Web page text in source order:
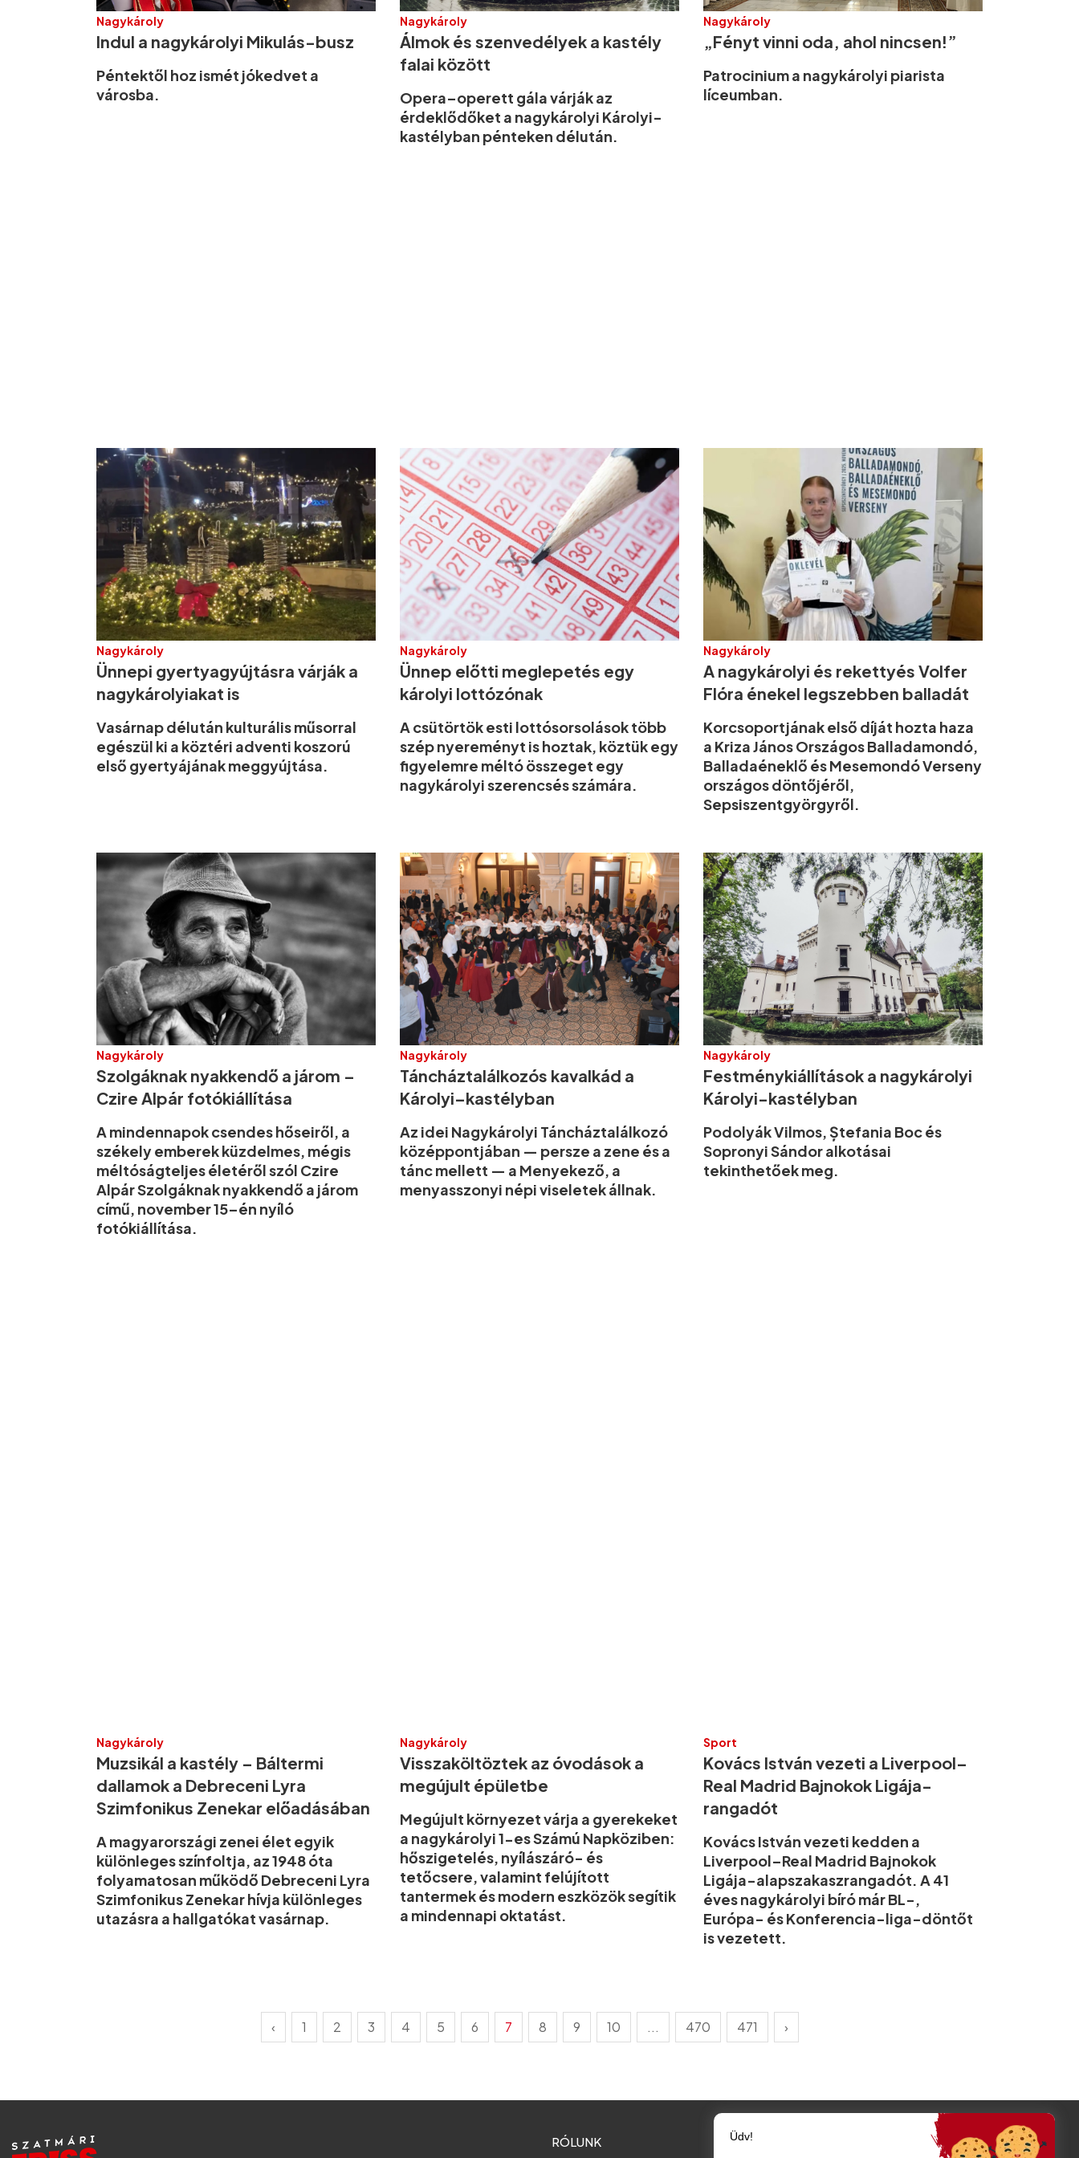
Nagykároly
Indul a nagykárolyi Mikulás-busz
Péntektől hoz ismét jókedvet a
városba.
Nagykároly
Álmok és szenvedélyek a kastély
falai között
Opera–operett gála várják az
érdeklődőket a nagykárolyi Károlyi-
kastélyban pénteken délután.
Nagykároly
„Fényt vinni oda, ahol nincsen!”
Patrocinium a nagykárolyi piarista
líceumban.
Nagykároly
Ünnepi gyertyagyújtásra várják a
nagykárolyiakat is
Vasárnap délután kulturális műsorral
egészül ki a köztéri adventi koszorú
első gyertyájának meggyújtása.
Nagykároly
Ünnep előtti meglepetés egy
károlyi lottózónak
A csütörtök esti lottósorsolások több
szép nyereményt is hoztak, köztük egy
figyelemre méltó összeget egy
nagykárolyi szerencsés számára.
Nagykároly
A nagykárolyi és rekettyés Volfer
Flóra énekel legszebben balladát
Korcsoportjának első díját hozta haza
a Kriza János Országos Balladamondó,
Balladaéneklő és Mesemondó Verseny
országos döntőjéről,
Sepsiszentgyörgyről.
Nagykároly
Szolgáknak nyakkendő a járom –
Czire Alpár fotókiállítása
A mindennapok csendes hőseiről, a
székely emberek küzdelmes, mégis
méltóságteljes életéről szól Czire
Alpár Szolgáknak nyakkendő a járom
című, november 15–én nyíló
fotókiállítása.
Nagykároly
Táncháztalálkozós kavalkád a
Károlyi–kastélyban
Az idei Nagykárolyi Táncháztalálkozó
középpontjában — persze a zene és a
tánc mellett — a Menyekező, a
menyasszonyi népi viseletek állnak.
Nagykároly
Festménykiállítások a nagykárolyi
Károlyi-kastélyban
Podolyák Vilmos, Ștefania Boc és
Sopronyi Sándor alkotásai
tekinthetőek meg.
Nagykároly
Muzsikál a kastély – Báltermi
dallamok a Debreceni Lyra
Szimfonikus Zenekar előadásában
A magyarországi zenei élet egyik
különleges színfoltja, az 1948 óta
folyamatosan működő Debreceni Lyra
Szimfonikus Zenekar hívja különleges
utazásra a hallgatókat vasárnap.
Nagykároly
Visszaköltöztek az óvodások a
megújult épületbe
Megújult környezet várja a gyerekeket
a nagykárolyi 1-es Számú Napköziben:
hőszigetelés, nyílászáró- és
tetőcsere, valamint felújított
tantermek és modern eszközök segítik
a mindennapi oktatást.
Sport
Kovács István vezeti a Liverpool–
Real Madrid Bajnokok Ligája-
rangadót
Kovács István vezeti kedden a
Liverpool–Real Madrid Bajnokok
Ligája-alapszakaszrangadót. A 41
éves nagykárolyi bíró már BL-,
Európa- és Konferencia-liga-döntőt
is vezetett.
‹ 1 2 3 4 5 6 7 8 9 10 ... 470 471 ›
Szatmár megye
RÓLUNK Üdv!